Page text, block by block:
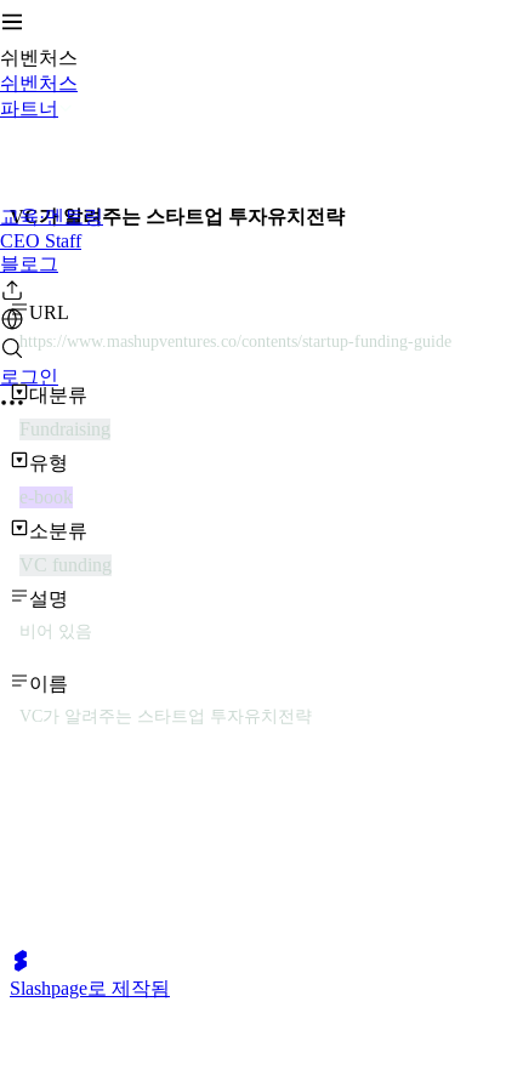
쉬벤처스
쉬벤처스
파트너
교육·멘토링
CEO Staff
블로그
로그인
VC가 알려주는 스타트업 투자유치전략
URL
https://www.mashupventures.co/contents/startup-funding-guide
대분류
Fundraising
유형
e-book
소분류
VC funding
설명
비어 있음
이름
VC가 알려주는 스타트업 투자유치전략
Slashpage로 제작됨